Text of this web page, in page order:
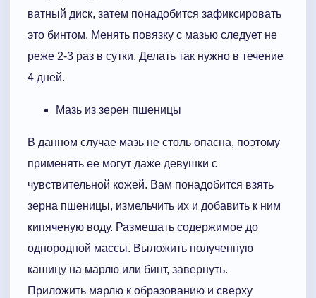
ватный диск, затем понадобится зафиксировать
это бинтом. Менять повязку с мазью следует не
реже 2-3 раз в сутки. Делать так нужно в течение
4 дней.
Мазь из зерен пшеницы
В данном случае мазь не столь опасна, поэтому
применять ее могут даже девушки с
чувствительной кожей. Вам понадобится взять
зерна пшеницы, измельчить их и добавить к ним
кипяченую воду. Размешать содержимое до
однородной массы. Выложить полученную
кашицу на марлю или бинт, завернуть.
Приложить марлю к образованию и сверху